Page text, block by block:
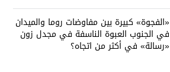
«الفجوة» كبيرة بين مفاوضات روما والميدان
في الجنوب العبوة الناسفة في مجدل زون
«رسالة» في أكثر من اتجاه؟